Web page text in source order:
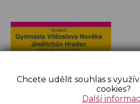
Chcete udělit souhlas s
cookies?
Další